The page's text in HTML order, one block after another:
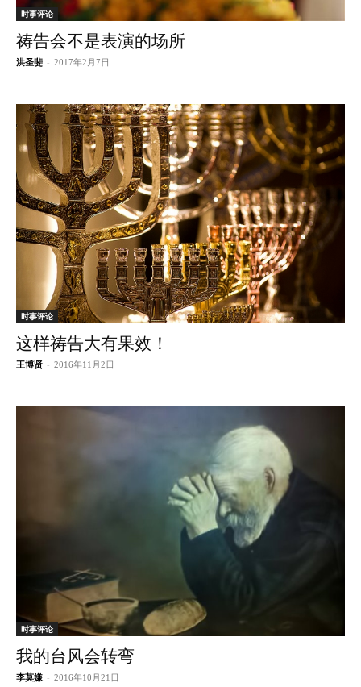
时事评论
祷告会不是表演的场所
洪圣斐 - 2017年2月7日
时事评论
这样祷告大有果效！
王博贤 - 2016年11月2日
时事评论
我的台风会转弯
李莫嫌 - 2016年10月21日